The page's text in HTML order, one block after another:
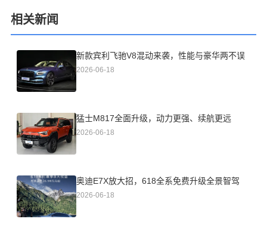
相关新闻
新款宾利飞驰V8混动来袭，性能与豪华两不误
2026-06-18
猛士M817全面升级，动力更强、续航更远
2026-06-18
奥迪E7X放大招，618全系免费升级全景智驾
2026-06-18